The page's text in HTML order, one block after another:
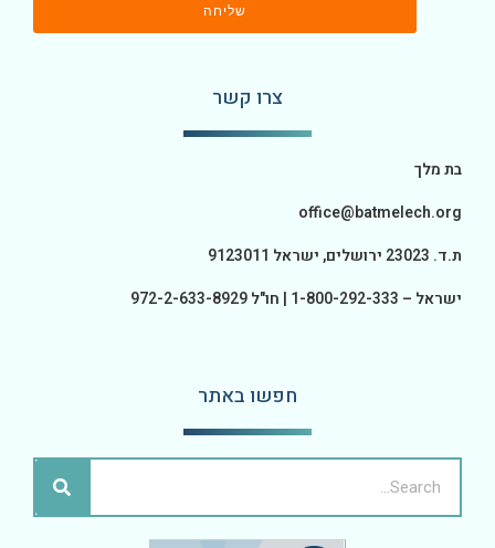
שליחה
צרו קשר
בת מלך
office@batmelech.org
ת.ד. 23023 ירושלים, ישראל 9123011
ישראל – 1-800-292-333 | חו"ל 972-2-633-8929
חפשו באתר